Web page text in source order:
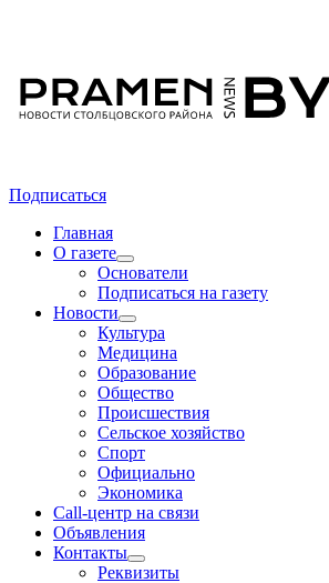
Подписаться
Главная
О газете
Основатели
Подписаться на газету
Новости
Культура
Медицина
Образование
Общество
Происшествия
Сельское хозяйство
Спорт
Официально
Экономика
Call-центр на связи
Объявления
Контакты
Реквизиты